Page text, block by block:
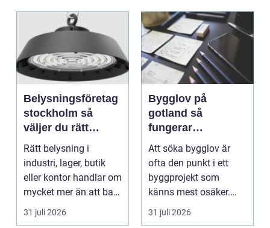
Belysningsföretag
stockholm så
väljer du rätt
partner för
professionell
ljussättning
Rätt belysning i
industri, lager, butik
eller kontor handlar om
mycket mer än att bara
få det ljust....
31 juli 2026
Bygglov på
gotland så
fungerar
processen från idé
till godkänt beslut
Att söka bygglov är
ofta den punkt i ett
byggprojekt som
känns mest osäker.
Frågorna hopar sig:
vilk...
31 juli 2026